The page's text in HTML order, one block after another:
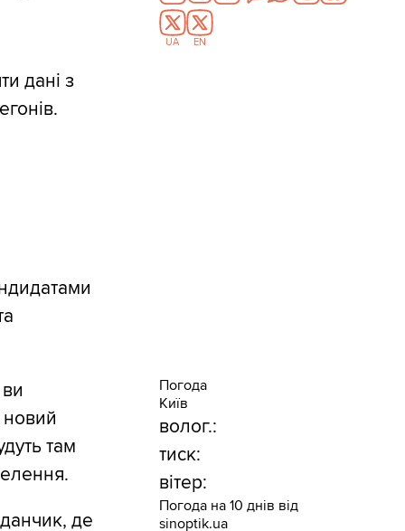
дані з
там
де
UA EN
Погода
Київ
волог.:
тиск:
вітер:
Погода на 10 днів від
sinoptik.ua